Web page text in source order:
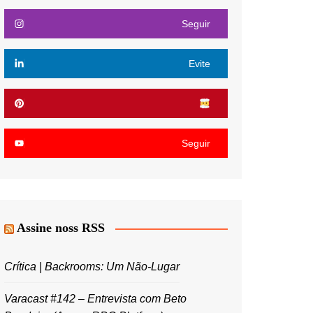
Seguir
Evite
Seguir
Assine noss RSS
Crítica | Backrooms: Um Não-Lugar
Varacast #142 – Entrevista com Beto